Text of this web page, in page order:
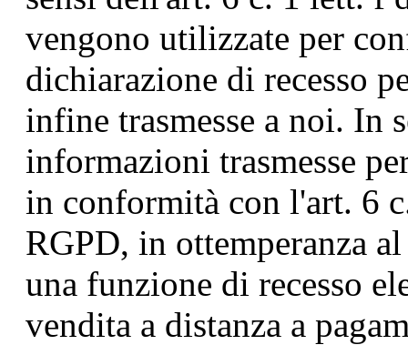
vengono utilizzate per
dichiarazione di recesso
infine trasmesse a noi. In
informazioni trasmesse
in conformità con l'art. 6
RGPD, in ottemperanza
una funzione di recesso
vendita a distanza a